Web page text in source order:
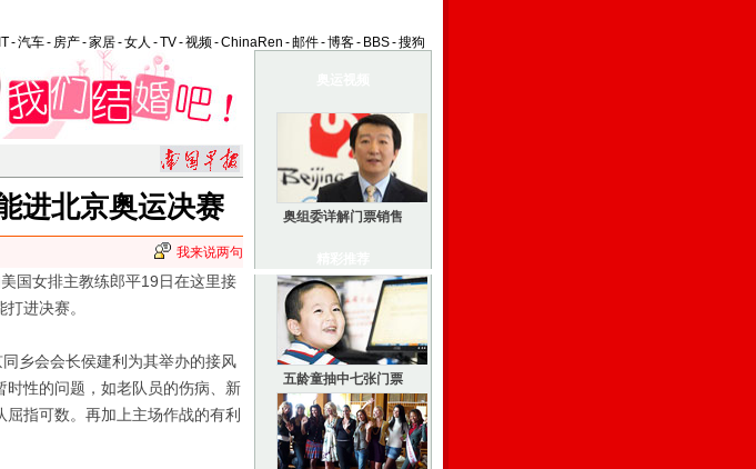
IT-汽车- 房产-家居-女人 -TV-视频-ChinaRen -邮件-博客- BBS-搜狗
进北京奥运决赛
我来说两句
国女排主教练郎平19日在这里接
进决赛。
乡会会长侯建利为其举办的接风
性的问题，如老队员的伤病、新
指可数。再加上主场作战的有利
奥组委详解门票销售
五龄童抽中七张门票